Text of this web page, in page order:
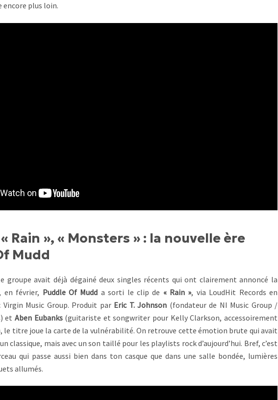
encore plus loin.
Rain », « Monsters » : la nouvelle ère
Mudd
groupe avait déjà dégainé deux singles récents qui ont clairement annoncé la
en février, Puddle Of Mudd a sorti le clip de « Rain », via LoudHit Records en
Music Group. Produit par Eric T. Johnson (fondateur de NI Music Group /
et Aben Eubanks(guitariste et songwriter pour Kelly Clarkson, accessoirement
le titre joue la carte de la vulnérabilité. On retrouve cette émotion brute qui avait
classique, mais avec un son taillé pour les playlists rock d’aujourd’hui. Bref, c’est
qui passe aussi bien dans ton casque que dans une salle bondée, lumières
allumés.